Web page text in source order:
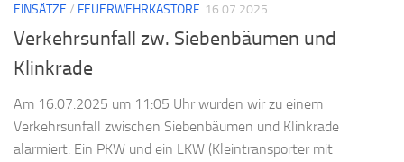
EINSÄTZE / FEUERWEHRKASTORF 16.07.2025
Verkehrsunfall zw. Siebenbäumen und
Klinkrade
Am 16.07.2025 um 11:05 Uhr wurden wir zu einem
Verkehrsunfall zwischen Siebenbäumen und Klinkrade
alarmiert. Ein PKW und ein LKW (Kleintransporter mit